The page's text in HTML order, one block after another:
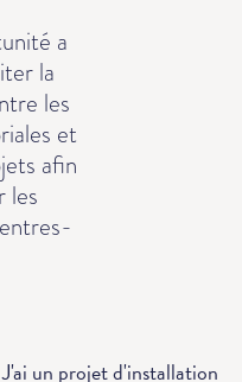
a
la
les
et
afin
les
J'ai un projet d'installation